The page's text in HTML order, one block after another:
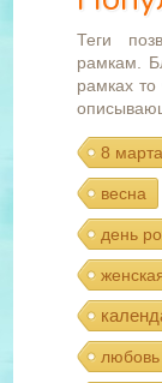
Теги
рамкам.
рамках то
8 марта
весна
день
любовь